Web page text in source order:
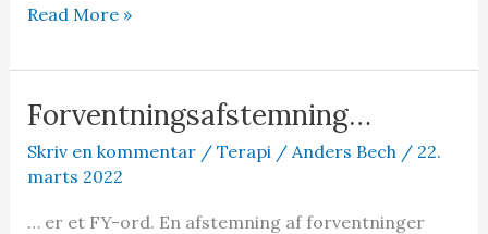
Kick-
på
et
genoptræningsforløb
Read More »
Forventningsafstemning…
Skriv en kommentar / Terapi / Anders Bech / 22.
marts 2022
… er et FY-ord. En afstemning af forventninger